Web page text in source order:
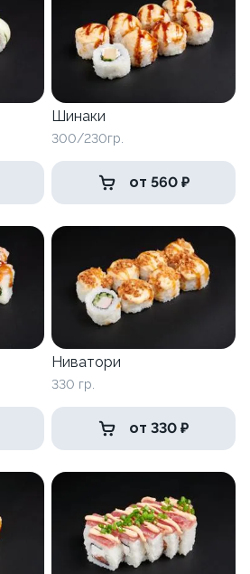
Шинаки
300/230гр.
от 560 ₽
Ниватори
330 гр.
от 330 ₽